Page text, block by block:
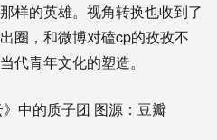
样的英雄。 视角转换也收到了
圈，和微博对磕cp的孜孜不
代青年文化的塑造。
中的质子团 图源：豆瓣